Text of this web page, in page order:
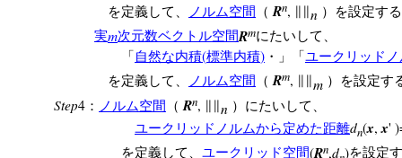
を定義して、
ノルム空間 （ Rn, ∥∥n ）を設定す
実m次元数ベクトル空間Rmにたいして、
「自然な内積(標準内積) ・」「ユークリッド
を定義して、
ノルム空間 （ Rm, ∥∥m ）を設定す
Step4 ： ノルム空間 （ Rn, ∥∥n ）にたいして、
ユークリッドノルムから定めた距離dn(x,x'
を定義して、 ユークリッド空間(Rn,d )を設定